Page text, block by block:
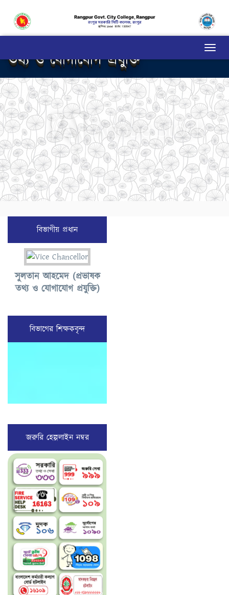
তথ্য ও যোগাযোগ প্রযুক্তি
বিভাগীয় প্রধান
সুলতান আহমেদ (প্রভাষক
তথ্য ও যোগাযোগ প্রযুক্তি)
বিভাগের শিক্ষকবৃন্দ
জরুরি হেল্পলাইন নম্বর